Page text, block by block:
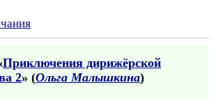
Приключения дирижёрской
2» (Ольга Малышкина)